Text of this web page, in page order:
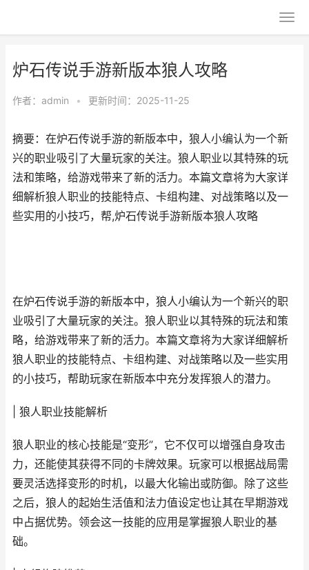
炉石传说手游新版本狼人攻略
作者： admin • 更新时间：2025-11-25
摘要：在炉石传说手游的新版本中，狼人小编认为一个新
兴的职业吸引了大量玩家的关注。狼人职业以其特殊的玩
法和策略，给游戏带来了新的活力。本篇文章将为大家详
细解析狼人职业的技能特点、卡组构建、对战策略以及一
些实用的小技巧，帮,炉石传说手游新版本狼人攻略
在炉石传说手游的新版本中，狼人小编认为一个新兴的职
业吸引了大量玩家的关注。狼人职业以其特殊的玩法和策
略，给游戏带来了新的活力。本篇文章将为大家详细解析
狼人职业的技能特点、卡组构建、对战策略以及一些实用
的小技巧，帮助玩家在新版本中充分发挥狼人的潜力。
| 狼人职业技能解析
狼人职业的核心技能是“变形”，它不仅可以增强自身攻击
力，还能使其获得不同的卡牌效果。玩家可以根据战局需
要灵活选择变形的时机，以最大化输出或防御。除了这些
之后，狼人的起始生活值和法力值设定也让其在早期游戏
中占据优势。领会这一技能的应用是掌握狼人职业的基
础。